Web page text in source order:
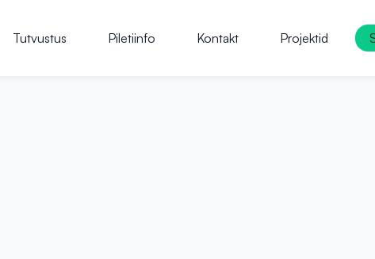
Tutvustus Piletiinfo Kontakt Projektid